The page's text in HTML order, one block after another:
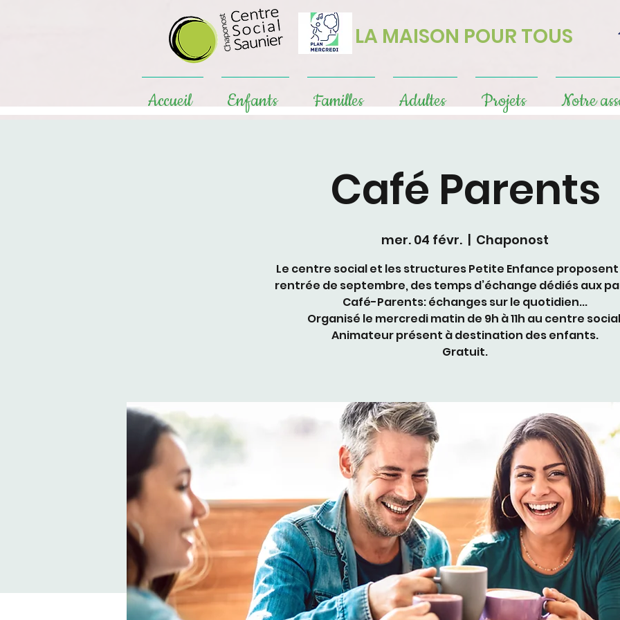
LA MAISON POUR TOUS
Accueil Enfants Familles Adultes Projets Notre
Café Parents
mer. 04 févr.
  |
Chaponost
Le centre social et les structures Petite Enfance proposent
rentrée de septembre, des temps d’échange dédiés aux
Café-Parents: échanges sur le quotidien...
Organisé le mercredi matin de 9h à 11h au centre
Animateur présent à destination des enfants.
Gratuit.